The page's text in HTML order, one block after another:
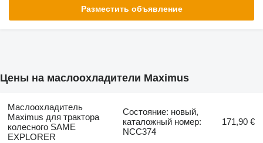
Разместить объявление
Цены на маслоохладители Maximus
Маслоохладитель
Maximus для трактора
колесного SAME
EXPLORER
Состояние: новый,
каталожный номер:
NCC374
171,90 €